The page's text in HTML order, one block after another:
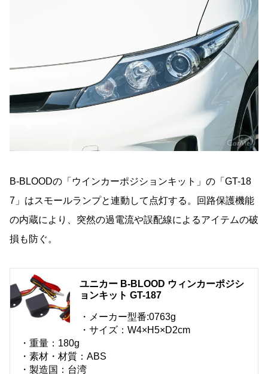
B-BLOODの「ウインカーポジションキット」の「GT-18
7」はスモールランプと連動して点灯する。回路保護機能
の内蔵により、突然の過電流や誤配線によるアイテムの破
損も防ぐ。
ユニカー B-BLOOD ウィンカーポジシ
ョンキット GT-187
・メーカー型番:0763g
・サイズ：W4×H5×D2cm
・重量：180g
・素材・材質：ABS
・製造国：台湾